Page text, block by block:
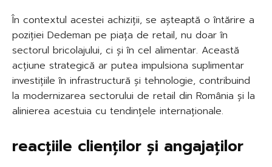
În contextul acestei achiziții, se așteaptă o întărire a
poziției Dedeman pe piața de retail, nu doar în
sectorul bricolajului, ci și în cel alimentar. Această
acțiune strategică ar putea impulsiona suplimentar
investițiile în infrastructură și tehnologie, contribuind
la modernizarea sectorului de retail din România și la
alinierea acestuia cu tendințele internaționale.
reacțiile clienților și angajaților